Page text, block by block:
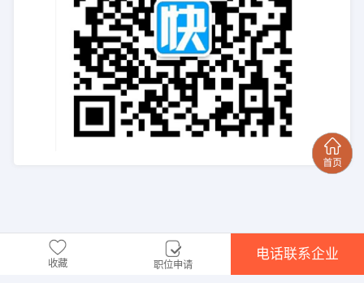
收藏 职位申请
电话联系企业